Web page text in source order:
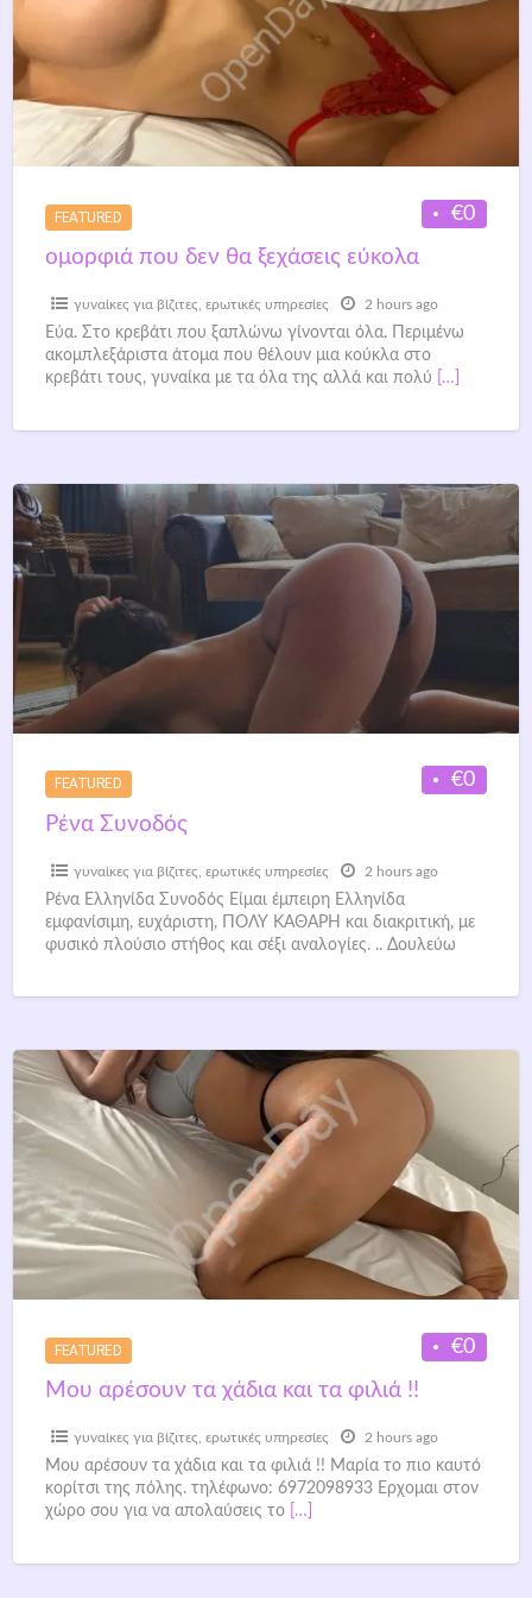
FEATURED
€0
ομορφιά που δεν θα ξεχάσεις εύκολα
γυναίκες για βίζιτες ερωτικές υπηρεσίες 2 hours ago
Εύα. Στο κρεβάτι που ξαπλώνω γίνονται όλα. Περιμένω
ακομπλεξάριστα άτομα που θέλουν μια κούκλα στο
κρεβάτι τους, γυναίκα με τα όλα της αλλά και πολύ
[…]
FEATURED
€0
Ρένα Συνοδός
γυναίκες για βίζιτες ερωτικές υπηρεσίες 2 hours ago
Ρένα Ελληνίδα Συνοδός Είμαι έμπειρη Ελληνίδα
εμφανίσιμη, ευχάριστη, ΠΟΛΥ ΚΑΘΑΡΗ και διακριτική, με
φυσικό πλούσιο στήθος και σέξι αναλογίες. .. Δουλεύω
FEATURED
€0
Μου αρέσουν τα χάδια και τα φιλιά !!
γυναίκες για βίζιτες ερωτικές υπηρεσίες 2 hours ago
Μoυ αρέσουν τα χάδια και τα φιλιά !! Μαρία το πιο καυτό
κορίτσι της πόλης. τηλέφωνο: 6972098933 Ερχομαι στον
χώρο σου για να απολαύσεις το
[…]